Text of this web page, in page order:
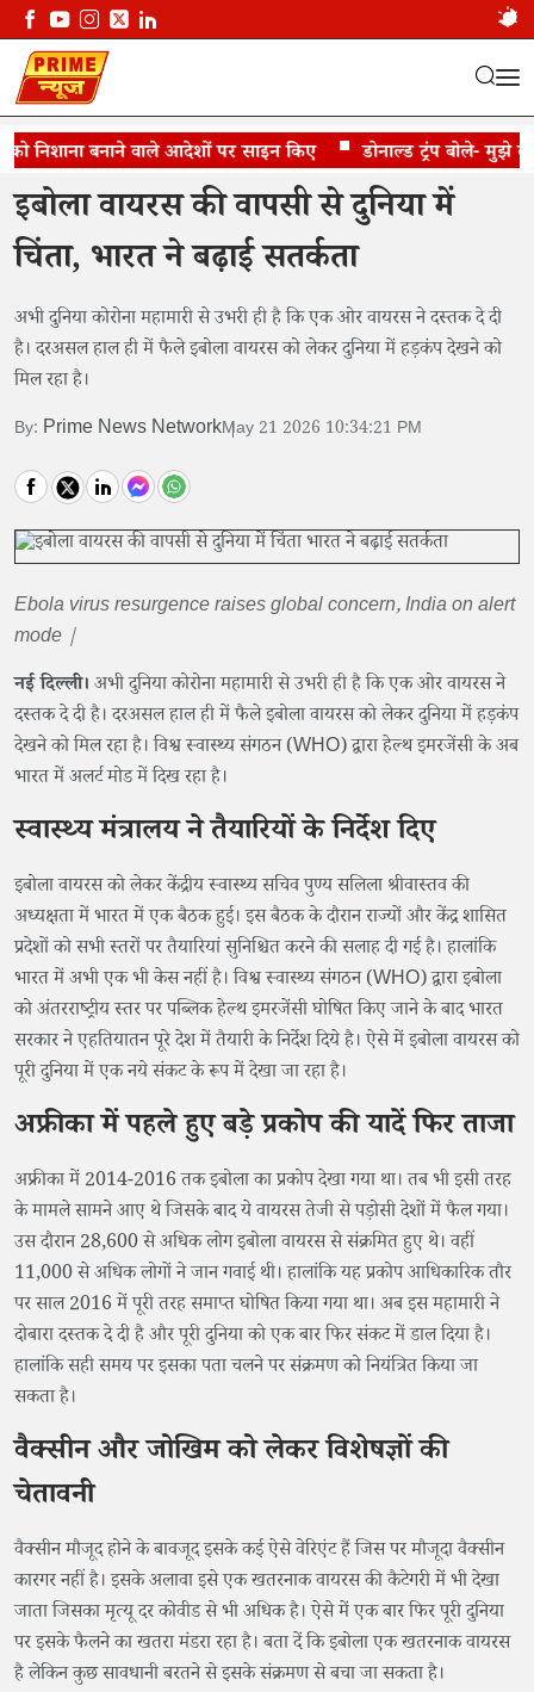
निशाना बनाने वाले आदेशों पर साइन किए डोनाल्ड ट्रंप बोले- मुझे
दुनिया में इबोला वायरस की दस्तक
इबोला वायरस की वापसी से दुनिया में
चिंता, भारत ने बढ़ाई सतर्कता
अभी दुनिया कोरोना महामारी से उभरी ही है कि एक ओर वायरस ने दस्तक दे दी
है। दरअसल हाल ही में फैले इबोला वायरस को लेकर दुनिया में हड़कंप देखने को
मिल रहा है।
By: Prime News NetworkMay 21 2026 10:34:21 PM
Ebola virus resurgence raises global concern, India on alert
mode |
नई दिल्ली। अभी दुनिया कोरोना महामारी से उभरी ही है कि एक ओर वायरस ने
दस्तक दे दी है। दरअसल हाल ही में फैले इबोला वायरस को लेकर दुनिया में हड़कंप
देखने को मिल रहा है। विश्व स्वास्थ्य संगठन (WHO) द्वारा हेल्थ इमरजेंसी के अब
भारत में अलर्ट मोड में दिख रहा है।
स्वास्थ्य मंत्रालय ने तैयारियों के निर्देश दिए
इबोला वायरस को लेकर केंद्रीय स्वास्थ्य सचिव पुण्य सलिला श्रीवास्तव की
अध्यक्षता में भारत में एक बैठक हुई। इस बैठक के दौरान राज्यों और केंद्र शासित
प्रदेशों को सभी स्तरों पर तैयारियां सुनिश्चित करने की सलाह दी गई है। हालांकि
भारत में अभी एक भी केस नहीं है। विश्व स्वास्थ्य संगठन (WHO) द्वारा इबोला
को अंतरराष्ट्रीय स्तर पर पब्लिक हेल्थ इमरजेंसी घोषित किए जाने के बाद भारत
सरकार ने एहतियातन पूरे देश में तैयारी के निर्देश दिये है। ऐसे में इबोला वायरस को
पूरी दुनिया में एक नये संकट के रूप में देखा जा रहा है।
अफ्रीका में पहले हुए बड़े प्रकोप की यादें फिर ताजा
अफ्रीका में 2014-2016 तक इबोला का प्रकोप देखा गया था। तब भी इसी तरह
के मामले सामने आए थे जिसके बाद ये वायरस तेजी से पड़ोसी देशों में फैल गया।
उस दौरान 28,600 से अधिक लोग इबोला वायरस से संक्रमित हुए थे। वहीं
11,000 से अधिक लोगों ने जान गवाई थी। हालांकि यह प्रकोप आधिकारिक तौर
पर साल 2016 में पूरी तरह समाप्त घोषित किया गया था। अब इस महामारी ने
दोबारा दस्तक दे दी है और पूरी दुनिया को एक बार फिर संकट में डाल दिया है।
हालांकि सही समय पर इसका पता चलने पर संक्रमण को नियंत्रित किया जा
सकता है।
वैक्सीन और जोखिम को लेकर विशेषज्ञों की
चेतावनी
वैक्सीन मौजूद होने के बावजूद इसके कई ऐसे वेरिएंट हैं जिस पर मौजूदा वैक्सीन
कारगर नहीं है। इसके अलावा इसे एक खतरनाक वायरस की कैटेगरी में भी देखा
जाता जिसका मृत्यू दर कोवीड से भी अधिक है। ऐसे में एक बार फिर पूरी दुनिया
पर इसके फैलने का खतरा मंडरा रहा है। बता दें कि इबोला एक खतरनाक वायरस
है लेकिन कुछ सावधानी बरतने से इसके संक्रमण से बचा जा सकता है।